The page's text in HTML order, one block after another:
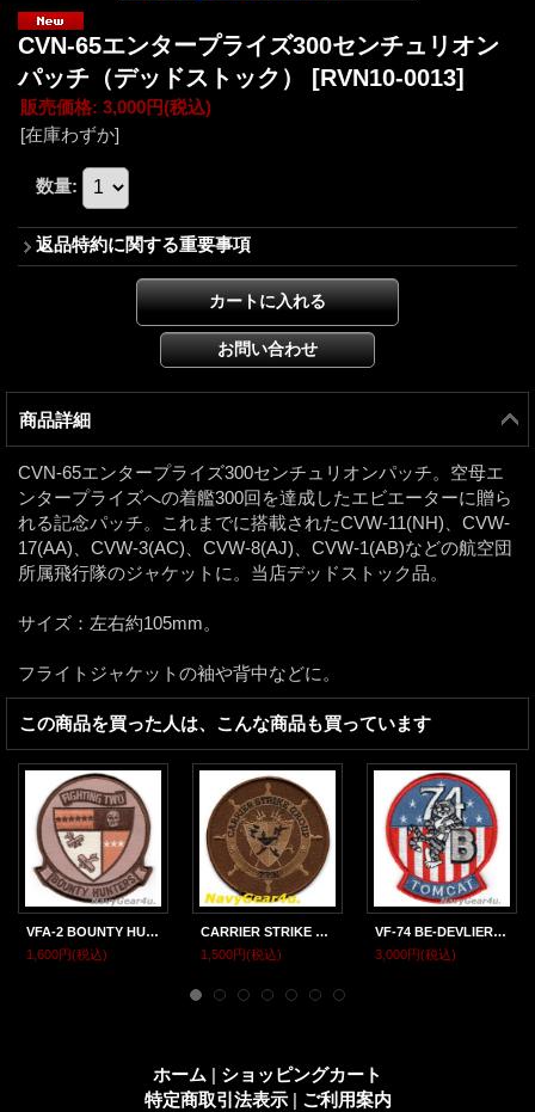
CVN-65エンタープライズ300センチュリオン
パッチ（デッドストック） [RVN10-0013]
販売価格: 3,000円(税込)
[在庫わずか]
数量:
返品特約に関する重要事項
商品詳細
CVN-65エンタープライズ300センチュリオンパッチ。空母エ
ンタープライズへの着艦300回を達成したエビエーターに贈ら
れる記念パッチ。これまでに搭載されたCVW-11(NH)、CVW-
17(AA)、CVW-3(AC)、CVW-8(AJ)、CVW-1(AB)などの航空団
所属飛行隊のジャケットに。当店デッドストック品。
サイズ：左右約105mm。
フライトジャケットの袖や背中などに。
この商品を買った人は、こんな商品も買っています
VFA-2 BOUNTY HUNTERS部隊パッチ（デザート/ベルクロ有無）
1,600円(税込)
CARRIER STRIKE GROUP-10（CSG-10）部隊パッチ（デザート）
1,500円(税込)
VF-74 BE-DEVLIERS F-14B マスコットパッチ（デッドストック）
3,000円(税込)
ホーム | ショッピングカート
特定商取引法表示 | ご利用案内